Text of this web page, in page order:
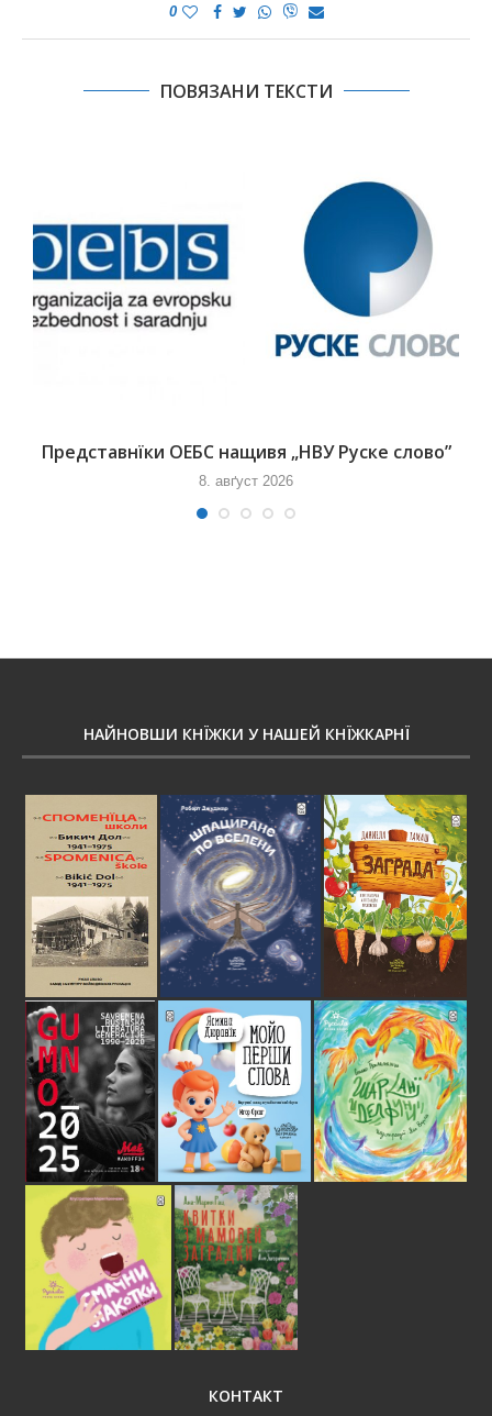
0
ПОВЯЗАНИ ТЕКСТИ
Представнїки ОЕБС нащивя „НВУ Руске слово”
8. авґуст 2026
НАЙНОВШИ КНЇЖКИ У НАШЕЙ КНЇЖКАРНЇ
КОНТАКТ